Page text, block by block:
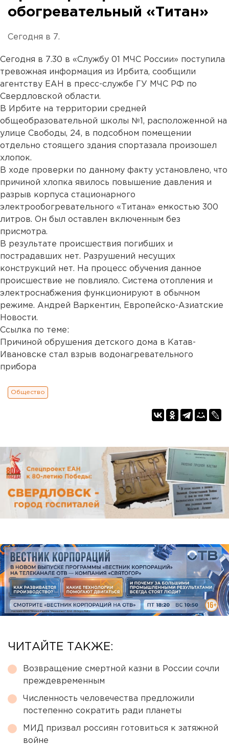
обогревательный «Титан»
Сегодня в 7.
Сегодня в 7.30 в «Службу 01 МЧС России» поступила
тревожная информация из Ирбита, сообщили
агентству ЕАН в пресс-службе ГУ МЧС РФ по
Свердловской области.
В Ирбите на территории средней
общеобразовательной школы №1, расположенной на
улице Свободы, 24, в подсобном помещении
отдельно стоящего здания спортазала произошел
хлопок.
В ходе проверки по данному факту установлено, что
причиной хлопка явилось повышение давления и
разрыв корпуса стационарного
электрообогревательного «Титана» емкостью 300
литров. Он был оставлен включенным без
присмотра.
В результате происшествия погибших и
пострадавших нет. Разрушений несущих
конструкций нет. На процесс обучения данное
происшествие не повлияло. Система отопления и
электроснабжения функционируют в обычном
режиме. Андрей Варкентин, Европейско-Азиатские
Новости.
Ссылка по теме:
Причиной обрушения детского дома в Катав-
Ивановске стал взрыв водонагревательного
прибора
Общество
ЧИТАЙТЕ ТАКЖЕ:
Возвращение смертной казни в России сочли
преждевременным
Численность человечества предложили
постепенно сократить ради планеты
МИД призвал россиян готовиться к затяжной
войне